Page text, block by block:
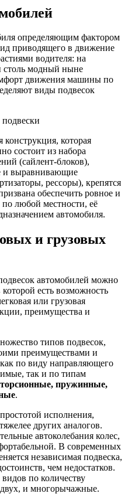
определяющим фактором
приводящего в движение
водителя: на
столь модный ныне
движения машины по
виды подвесок
которая
состоит из набора
(сайлент-блоков),
и выравнивающие
рессоры), крепятся
обеспечить ровное и
любой местности, её
автомобиля.
и грузовых
автомобилей можно
есть возможность
или грузовая
преимущества и
типов подвесок,
преимуществами и
по виду направляющего
так и по типам
торсионные, пружинные,
.
исполнения,
других аналогов.
автоколебания колес,
В современных
независимая подвеска,
чем недостатков.
по количеству
и многорычажные.